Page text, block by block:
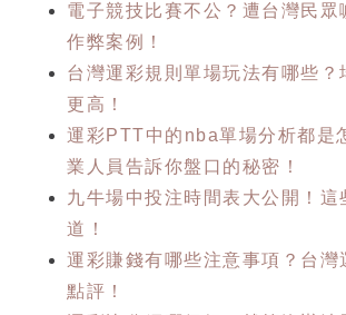
電子競技比賽不公？遭台灣民眾
作弊案例！
台灣運彩規則單場玩法有哪些？
更高！
運彩PTT中的nba單場分析都是
業人員告訴你盤口的秘密！
九牛場中投注時間表大公開！這
道！
運彩賺錢有哪些注意事項？台灣
點評！